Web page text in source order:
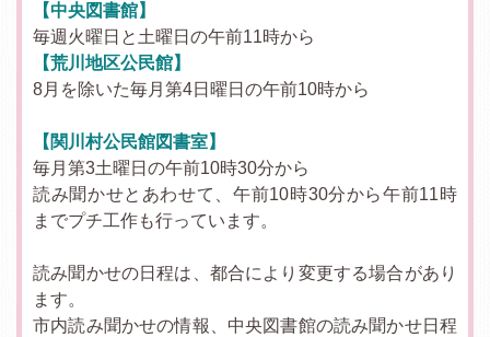
【中央図書館】
毎週火曜日と土曜日の午前11時から
【荒川地区公民館】
8月を除いた毎月第4日曜日の午前10時から
【関川村公民館図書室】
毎月第3土曜日の午前10時30分から
読み聞かせとあわせて、午前10時30分から午前11時
までプチ工作も行っています。
読み聞かせの日程は、都合により変更する場合があり
ます。
市内読み聞かせの情報、中央図書館の読み聞かせ日程